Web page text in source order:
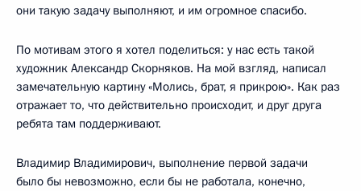
они такую задачу выполняют, и им огромное спасибо.
По мотивам этого я хотел поделиться: у нас есть такой
художник Александр Скорняков. На мой взгляд, написал
замечательную картину «Молись, брат, я прикрою». Как раз
отражает то, что действительно происходит, и друг друга
ребята там поддерживают.
Владимир Владимирович, выполнение первой задачи
было бы невозможно, если бы не работала, конечно,